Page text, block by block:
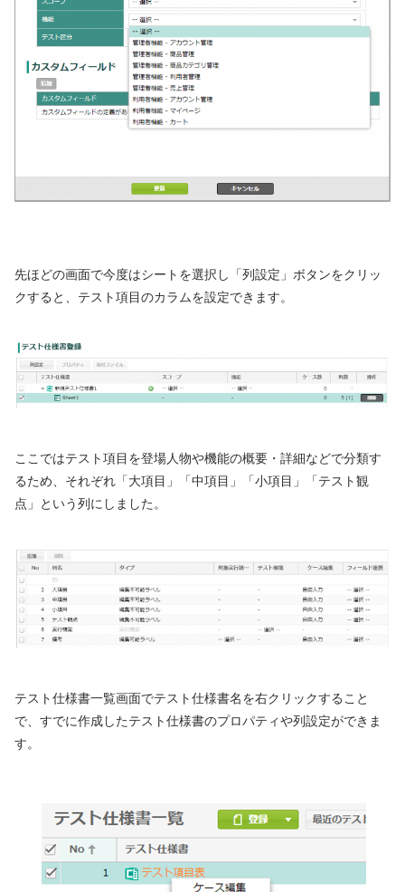
先ほどの画面で今度はシートを選択し「列設定」ボタンをクリッ
クすると、テスト項目のカラムを設定できます。
ここではテスト項目を登場人物や機能の概要・詳細などで分類す
るため、それぞれ「大項目」「中項目」「小項目」「テスト観
点」という列にしました。
テスト仕様書一覧画面でテスト仕様書名を右クリックすること
で、すでに作成したテスト仕様書のプロパティや列設定ができま
す。